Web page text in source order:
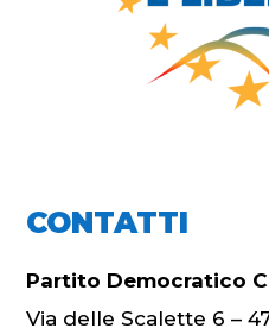
CONTATTI
Partito Democratico
Via delle Scalette 6 –